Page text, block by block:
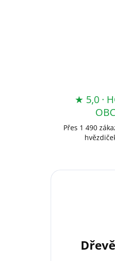
★ 5,0 ·
Přes 1 490